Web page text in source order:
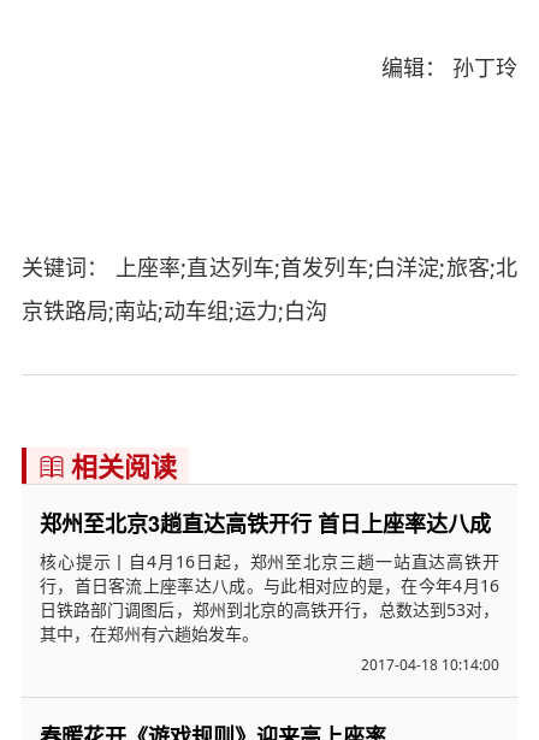
编辑： 孙丁玲
关键词： 上座率;直达列车;首发列车;白洋淀;旅客;北
京铁路局;南站;动车组;运力;白沟
 相关阅读
郑州至北京3趟直达高铁开行 首日上座率达八成
核心提示丨自4月16日起，郑州至北京三趟一站直达高铁开
行，首日客流上座率达八成。与此相对应的是，在今年4月16
日铁路部门调图后，郑州到北京的高铁开行，总数达到53对，
其中，在郑州有六趟始发车。
2017-04-18 10:14:00